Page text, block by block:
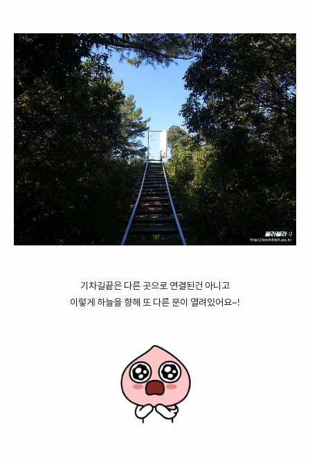
기차길끝은 다른 곳으로 연결된건 아니고
이렇게 하늘을 향해 또 다른 문이 열려있어요~!